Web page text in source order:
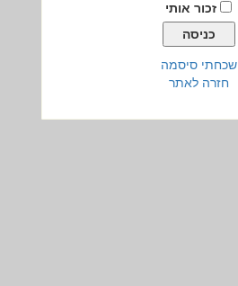
זכור אותי
שכחתי סיסמה
חזרה לאתר